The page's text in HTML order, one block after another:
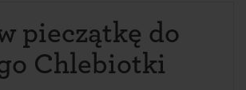
pieczątkę do
Chlebiotki